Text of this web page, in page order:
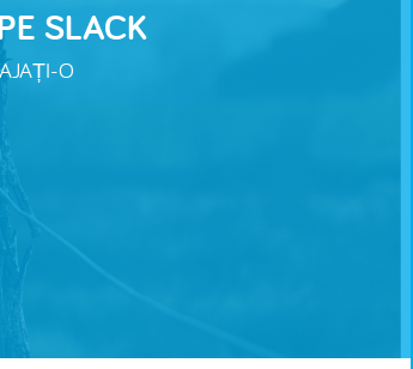
SLACK
O